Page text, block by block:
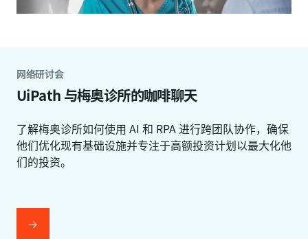
网络研讨会
UiPath 与梅奥诊所的咖啡聊天
了解梅奥诊所如何使用 AI 和 RPA 进行跨团队协作，确保
他们优化现有基础设施并专注于高额投资计划以最大化他
们的投资。